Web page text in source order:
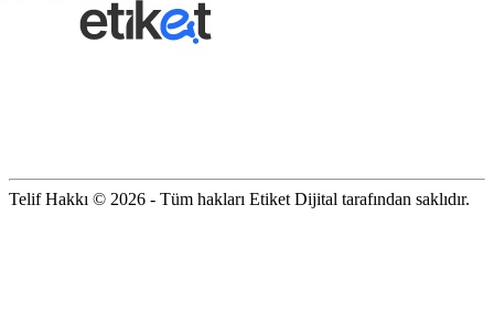
Telif Hakkı © 2026 - Tüm hakları Etiket Dijital tarafından saklıdır.